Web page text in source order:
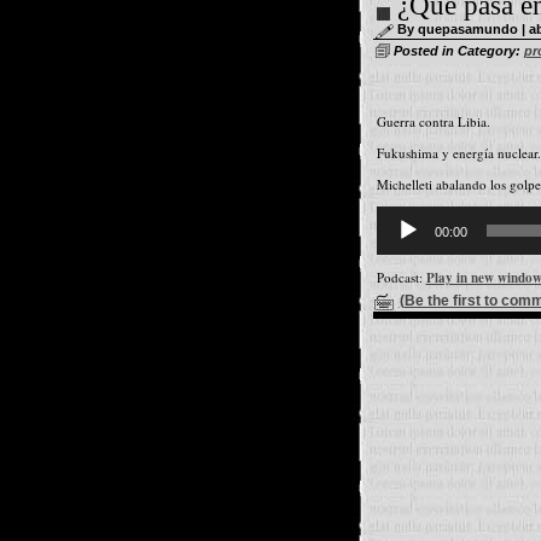
By quepasamundo |
Posted in Category:
Guerra contra Libia.
Fukushima y energía nuclear.
Michelleti abalando los
d'àudio
00:00
Podcast: Play in new window
(Be the first to